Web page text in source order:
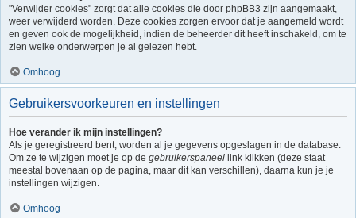
"Verwijder cookies" zorgt dat alle cookies die door phpBB3 zijn aangemaakt,
weer verwijderd worden. Deze cookies zorgen ervoor dat je aangemeld wordt
en geven ook de mogelijkheid, indien de beheerder dit heeft inschakeld, om te
zien welke onderwerpen je al gelezen hebt.
Omhoog
Gebruikersvoorkeuren en instellingen
Hoe verander ik mijn instellingen?
Als je geregistreerd bent, worden al je gegevens opgeslagen in de database.
Om ze te wijzigen moet je op de gebruikerspaneel link klikken (deze staat
meestal bovenaan op de pagina, maar dit kan verschillen), daarna kun je je
instellingen wijzigen.
Omhoog